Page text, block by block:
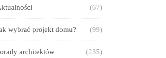
(67)
wybrać projekt domu? (99)
architektów (235)